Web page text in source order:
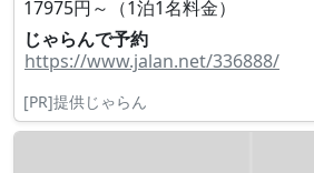
17975円～（1泊1名料金）
じゃらんで予約
https://www.jalan.net/336888/
[PR]提供じゃらん